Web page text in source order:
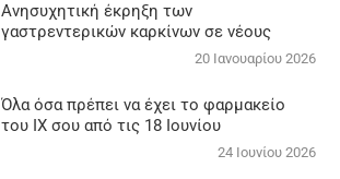
Aνησυχητική έκρηξη των
γαστρεντερικών καρκίνων σε νέους
20 Ιανουαρίου 2026
Όλα όσα πρέπει να έχει το φαρμακείο
του ΙΧ σου από τις 18 Ιουνίου
24 Ιουνίου 2026